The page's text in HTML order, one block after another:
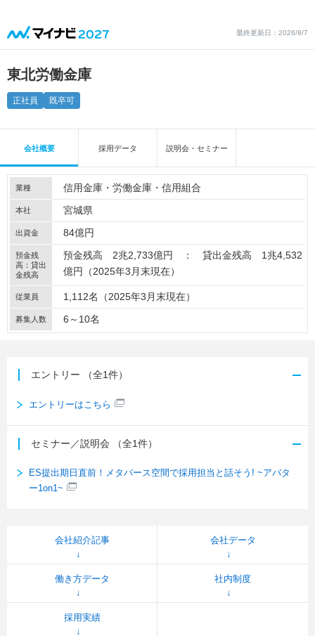
最終更新日：2026/8/7
東北労働金庫
正社員 既卒可
会社概要 採用データ 説明会・セミナー
業種 信用金庫・労働金庫・信用組合
本社 宮城県
出資金 84億円
預金残
高：貸出
金残高
預金残高 2兆2,733億円 ： 貸出金残高 1兆4,532
億円（2025年3月末現在）
従業員 1,112名（2025年3月末現在）
募集人数 6～10名
エントリー （全1件）
エントリーはこちら
セミナー／説明会 （全1件）
ES提出期日直前！メタバース空間で採用担当と話そう! ~アバタ
ー1on1~
会社紹介記事 会社データ
働き方データ 社内制度
採用実績